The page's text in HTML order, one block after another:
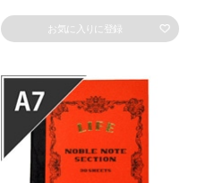
お気に入りに登録